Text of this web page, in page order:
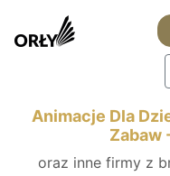
Animacje Dla
Zabaw
oraz inne firmy z